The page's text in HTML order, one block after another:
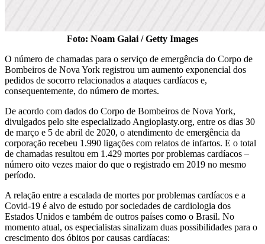
Foto: Noam Galai / Getty Images
O número de chamadas para o serviço de emergência do Corpo de
Bombeiros de Nova York registrou um aumento exponencial dos
pedidos de socorro relacionados a ataques cardíacos e,
consequentemente, do número de mortes.
De acordo com dados do Corpo de Bombeiros de Nova York,
divulgados pelo site especializado Angioplasty.org, entre os dias 30
de março e 5 de abril de 2020, o atendimento de emergência da
corporação recebeu 1.990 ligações com relatos de infartos. E o total
de chamadas resultou em 1.429 mortes por problemas cardíacos –
número oito vezes maior do que o registrado em 2019 no mesmo
período.
A relação entre a escalada de mortes por problemas cardíacos e a
Covid-19 é alvo de estudo por sociedades de cardiologia dos
Estados Unidos e também de outros países como o Brasil. No
momento atual, os especialistas sinalizam duas possibilidades para o
crescimento dos óbitos por causas cardíacas: